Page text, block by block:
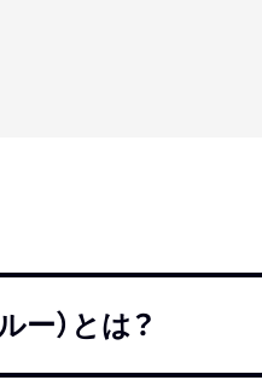
ー）とは？